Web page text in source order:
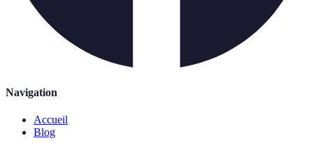
Navigation
Accueil
Blog